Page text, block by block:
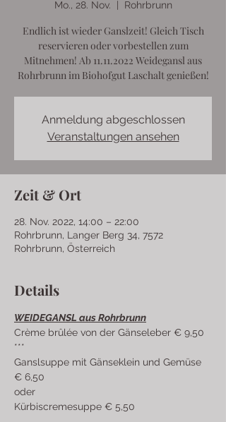
Mo., 28. Nov. Rohrbrunn
Endlich ist wieder Ganslzeit! Gleich Tisch
reservieren oder vorbestellen zum
Mitnehmen! Ab 11.11.2022 Weidegansl aus
Rohrbrunn im Biohofgut Laschalt genießen!
Anmeldung abgeschlossen
Veranstaltungen ansehen
Zeit & Ort
28. Nov. 2022, 14:00 – 22:00
Rohrbrunn, Langer Berg 34, 7572
Rohrbrunn, Österreich
Details
WEIDEGANSL aus Rohrbrunn
Crème brûlée von der Gänseleber € 9,50
***
Ganslsuppe mit Gänseklein und Gemüse
€ 6,50
oder
Kürbiscremesuppe € 5,50